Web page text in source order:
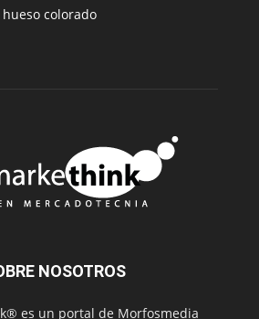
colorado
NOSOTROS
es un portal de Morfosmedia